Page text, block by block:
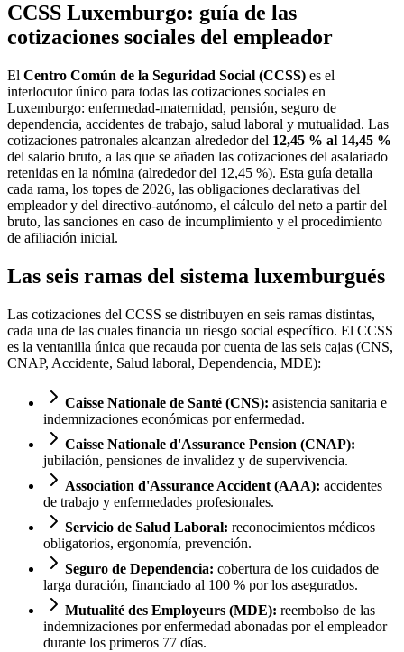
CCSS Luxemburgo: guía de las
cotizaciones sociales del empleador
El Centro Común de la Seguridad Social (CCSS) es el
interlocutor único para todas las cotizaciones sociales en
Luxemburgo: enfermedad-maternidad, pensión, seguro de
dependencia, accidentes de trabajo, salud laboral y mutualidad. Las
cotizaciones patronales alcanzan alrededor del 12,45 % al 14,45 %
del salario bruto, a las que se añaden las cotizaciones del asalariado
retenidas en la nómina (alrededor del 12,45 %). Esta guía detalla
cada rama, los topes de 2026, las obligaciones declarativas del
empleador y del directivo-autónomo, el cálculo del neto a partir del
bruto, las sanciones en caso de incumplimiento y el procedimiento
de afiliación inicial.
Las seis ramas del sistema luxemburgués
Las cotizaciones del CCSS se distribuyen en seis ramas distintas,
cada una de las cuales financia un riesgo social específico. El CCSS
es la ventanilla única que recauda por cuenta de las seis cajas (CNS,
CNAP, Accidente, Salud laboral, Dependencia, MDE):
Caisse Nationale de Santé (CNS): asistencia sanitaria e
indemnizaciones económicas por enfermedad.
Caisse Nationale d'Assurance Pension (CNAP):
jubilación, pensiones de invalidez y de supervivencia.
Association d'Assurance Accident (AAA): accidentes
de trabajo y enfermedades profesionales.
Servicio de Salud Laboral: reconocimientos médicos
obligatorios, ergonomía, prevención.
Seguro de Dependencia: cobertura de los cuidados de
larga duración, financiado al 100 % por los asegurados.
Mutualité des Employeurs (MDE): reembolso de las
indemnizaciones por enfermedad abonadas por el empleador
durante los primeros 77 días.